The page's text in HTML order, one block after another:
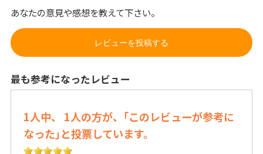
あなたの意見や感想を教えて下さい。
レビューを投稿する
最も参考になったレビュー
1人中、 1人の方が、｢このレビューが参考に
なった｣と投票しています。